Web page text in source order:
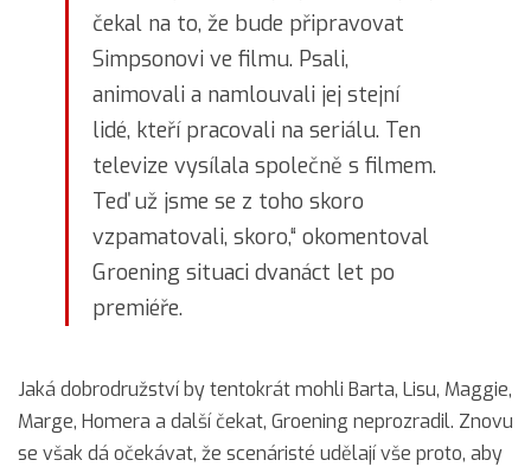
čekal na to, že bude připravovat
Simpsonovi ve filmu. Psali,
animovali a namlouvali jej stejní
lidé, kteří pracovali na seriálu. Ten
televize vysílala společně s filmem.
Teď už jsme se z toho skoro
vzpamatovali, skoro,“ okomentoval
Groening situaci dvanáct let po
premiéře.
Jaká dobrodružství by tentokrát mohli Barta, Lisu, Maggie,
Marge, Homera a další čekat, Groening neprozradil. Znovu
se však dá očekávat, že scenáristé udělají vše proto, aby